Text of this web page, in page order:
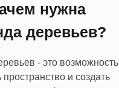
нужна
деревьев?
- это возможность
и создать